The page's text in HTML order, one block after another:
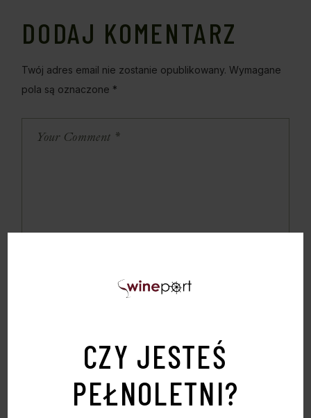
CZY JESTEŚ
PEŁNOLETNI?
DODAJ KOMENTARZ
Twój adres email nie zostanie opublikowany. Wymagane
pola są oznaczone *